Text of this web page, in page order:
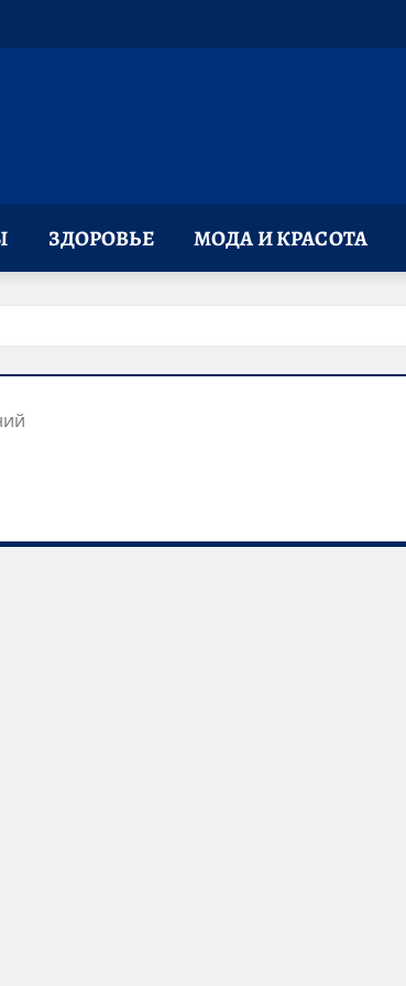
ЗДОРОВЬЕ МОДА И КРАСОТА